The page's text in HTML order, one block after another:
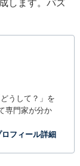
します。パズ
うして？」を
専門家が分か
ロフィール詳細